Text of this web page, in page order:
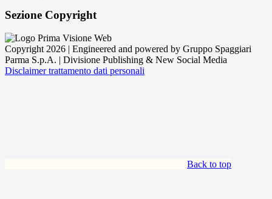
Sezione Copyright
Copyright 2026 | Engineered and powered by Gruppo Spaggiari
Parma S.p.A. | Divisione Publishing & New Social Media
Disclaimer trattamento dati personali
Back to top